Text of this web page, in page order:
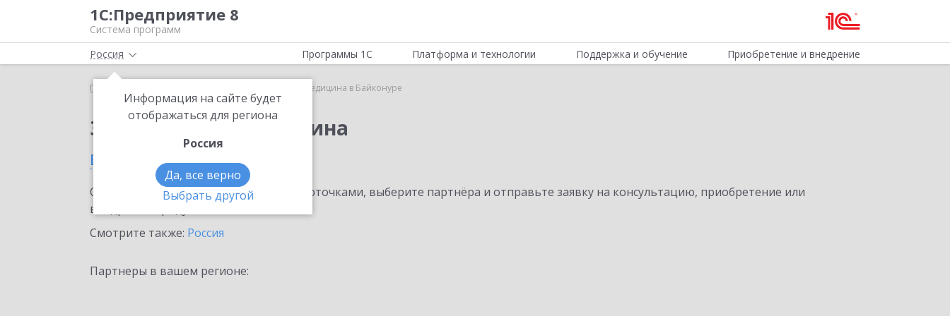
1С:Предприятие 8
Система программ
Россия
Информация на сайте будет
отображаться для региона
Россия
Да, все верно
Выбрать другой
Программы 1С Платформа и технологии Поддержка и обучение Приобретение и внедрение
Главная ИТС Медицина в Байконуре
Заказать ИТС Медицина
в Байконуре
Ознакомьтесь с информационными карточками, выберите партнёра и отправьте заявку на консультацию, приобретение или
внедрение продукта.
Смотрите также: Россия
Партнеры в вашем регионе: